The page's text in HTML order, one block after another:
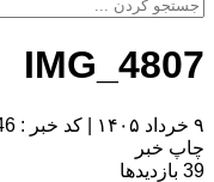
IMG_4807
۹ خرداد ۱۴۰۵ کد خبر : 34246
چاپ خبر
39 بازدیدها